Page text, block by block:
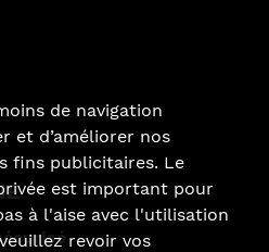
de navigation
et d’améliorer nos
fins publicitaires. Le
est important pour
à l'aise avec l'utilisation
revoir vos